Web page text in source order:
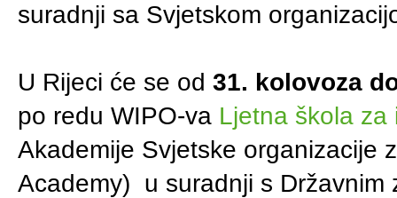
suradnji sa Svjetskom
U Rijeci će se od 31. kolovoza
po redu WIPO-va Ljetna škola za
Akademije Svjetske organizacije
Academy) u suradnji s Državnim